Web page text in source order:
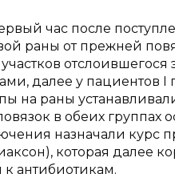
час после
раны от прежней
далее у пациентов I
на раны
в обеих группах
назначали курс
которая далее
к антибиотикам.